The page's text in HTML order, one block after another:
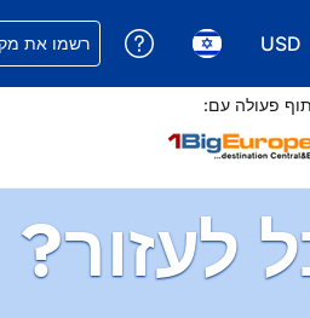
USD
בחירת סוג מטבע. סוג המטבע
בחירת שפה. השפה
קבלת עזרה
רשמו את
פעולה עם:
לעזור?